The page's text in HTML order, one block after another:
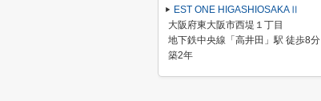
EST ONE HIGASHIOSAKAⅡ
大阪府東大阪市西堤１丁目
地下鉄中央線「高井田」駅 徒歩8分
築2年